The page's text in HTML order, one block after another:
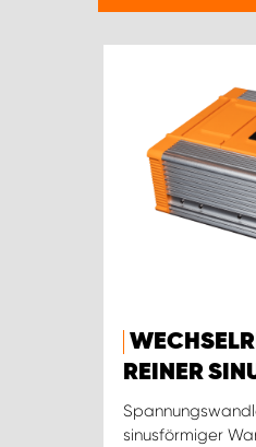
REINER
sinusförmiger